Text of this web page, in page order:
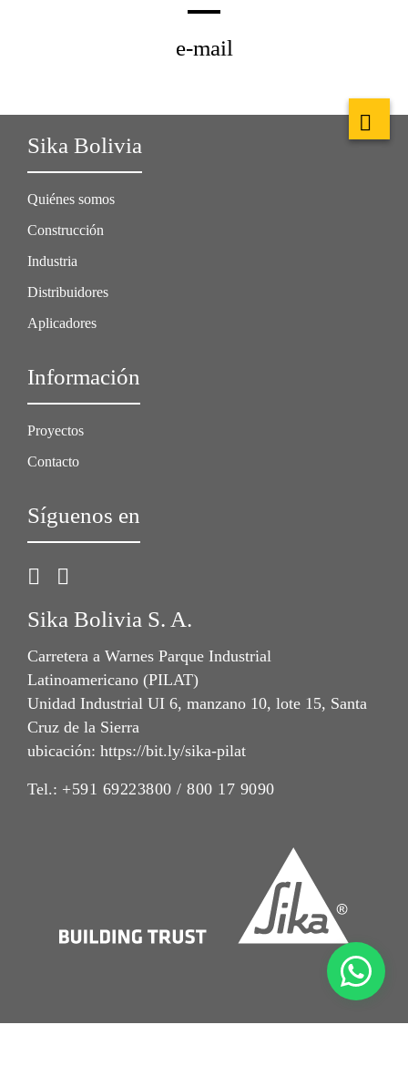
e-mail
Sika Bolivia
Quiénes somos
Construcción
Industria
Distribuidores
Aplicadores
Información
Proyectos
Contacto
Síguenos en
Sika Bolivia S. A.
Carretera a Warnes Parque Industrial
Latinoamericano (PILAT)
Unidad Industrial UI 6, manzano 10, lote 15, Santa
Cruz de la Sierra
ubicación: https://bit.ly/sika-pilat
Tel.: +591 69223800 / 800 17 9090